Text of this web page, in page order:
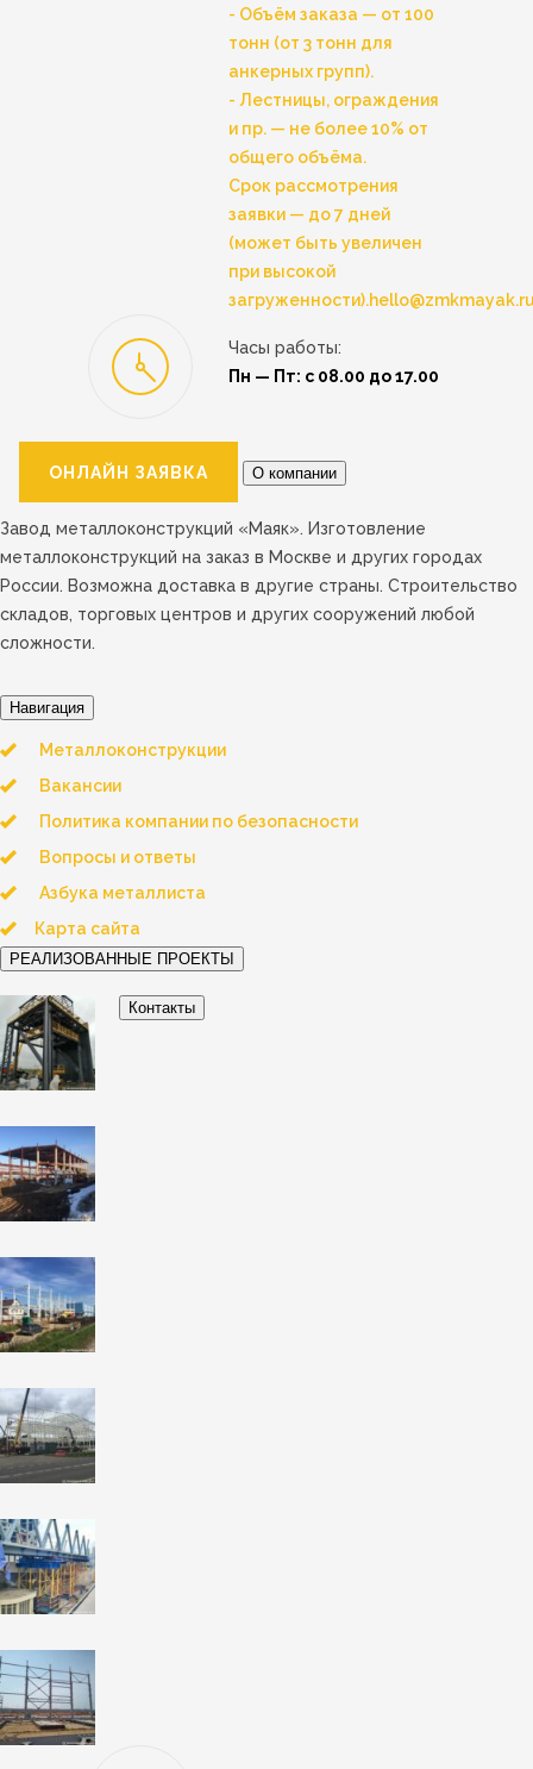
- Объём заказа — от 100
тонн (от 3 тонн для
анкерных групп).
- Лестницы, ограждения
и пр. — не более 10% от
общего объёма.
Срок рассмотрения
заявки — до 7 дней
(может быть увеличен
при высокой
загруженности).
Часы работы:
Пн — Пт: с 08.00 до 17.00
ОНЛАЙН ЗАЯВКА О компании
Завод металлоконструкций «Маяк». Изготовление
металлоконструкций на заказ в Москве и других городах
России. Возможна доставка в другие страны. Строительство
складов, торговых центров и других сооружений любой
сложности.
Навигация
Металлоконструкции
Вакансии
Политика компании по безопасности
Вопросы и ответы
Азбука металлиста
Карта сайта
РЕАЛИЗОВАННЫЕ ПРОЕКТЫ
Контакты